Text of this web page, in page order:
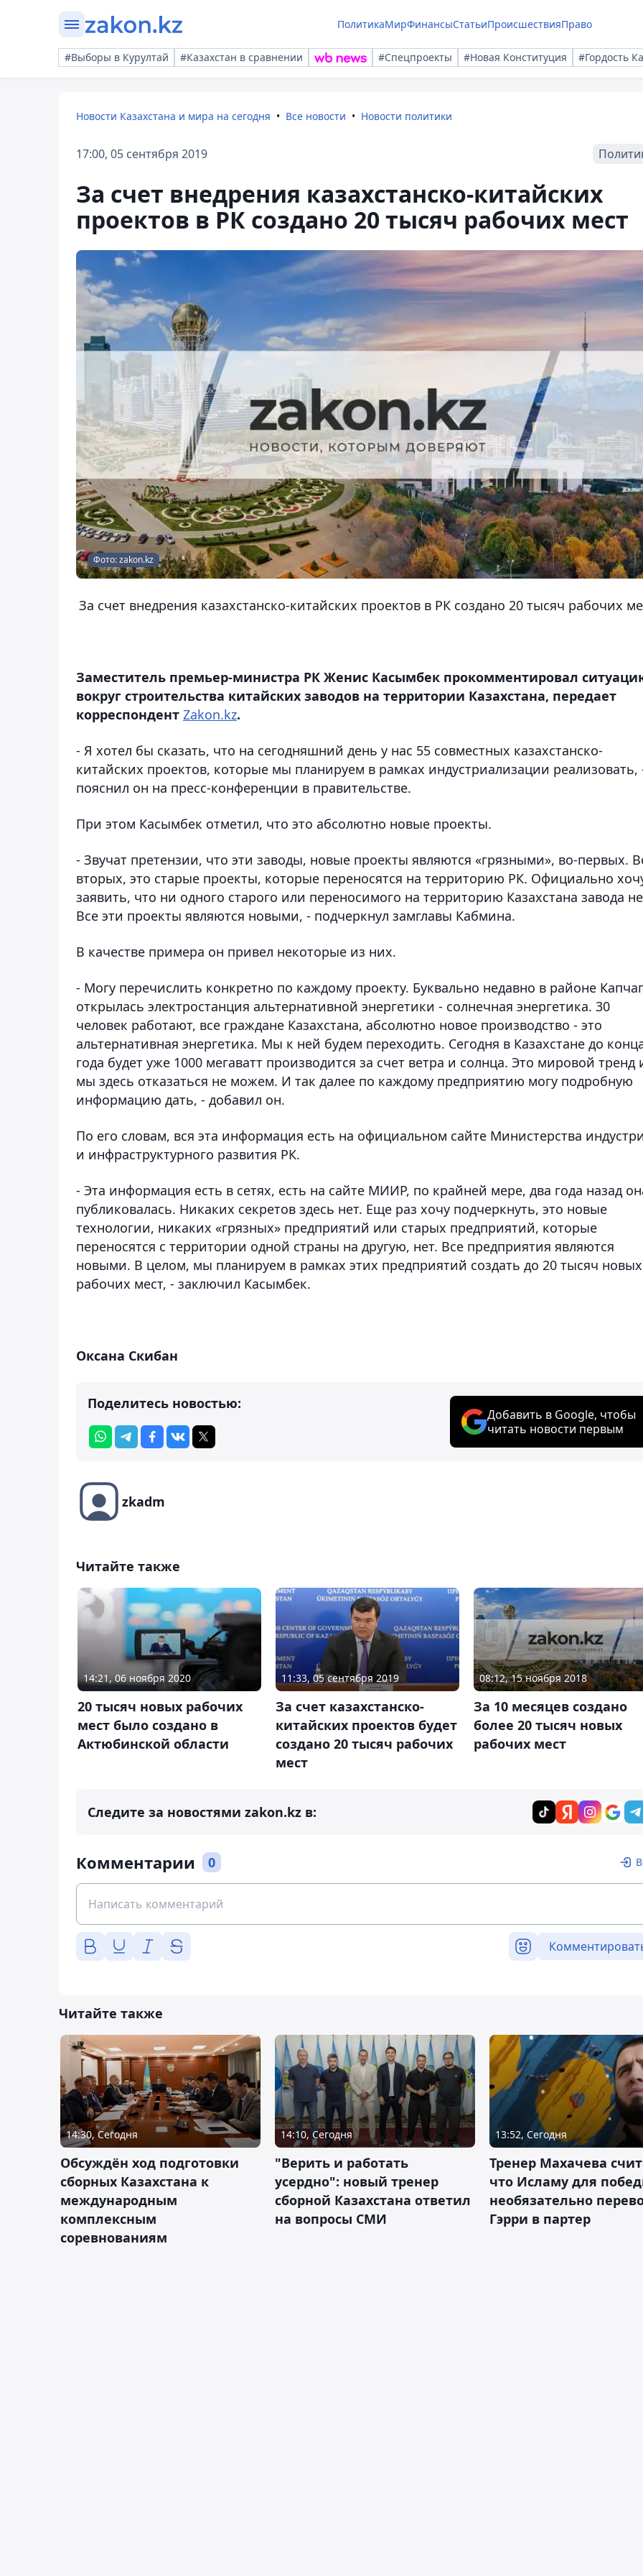
ПолитикаМирФинансыСтатьиПроисшествияПраво
#Выборы в Курултай #Казахстан в сравнении #Спецпроекты #Новая Конституция #Гордость
Новости Казахстана и мира на сегодня Все новости Новости политики
17:00, 05 сентября 2019
За счет внедрения казахстанско-китайских
проектов в РК создано 20 тысяч рабочих мест
Фото: zakon.kz
За счет внедрения казахстанско-китайских проектов в РК создано 20 тысяч рабочих
Заместитель премьер-министра РК Женис Касымбек прокомментировал
вокруг строительства китайских заводов на территории Казахстана, передает
корреспондент Zakon.kz.
- Я хотел бы сказать, что на сегодняшний день у нас 55 совместных казахстанско-
китайских проектов, которые мы планируем в рамках индустриализации реализовать,
пояснил он на пресс-конференции в правительстве.
При этом Касымбек отметил, что это абсолютно новые проекты.
- Звучат претензии, что эти заводы, новые проекты являются «грязными», во-первых.
вторых, это старые проекты, которые переносятся на территорию РК. Официально
заявить, что ни одного старого или переносимого на территорию Казахстана завода
Все эти проекты являются новыми, - подчеркнул замглавы Кабмина.
В качестве примера он привел некоторые из них.
- Могу перечислить конкретно по каждому проекту. Буквально недавно в районе
открылась электростанция альтернативной энергетики - солнечная энергетика. 30
человек работают, все граждане Казахстана, абсолютно новое производство - это
альтернативная энергетика. Мы к ней будем переходить. Сегодня в Казахстане до
года будет уже 1000 мегаватт производится за счет ветра и солнца. Это мировой тренд
мы здесь отказаться не можем. И так далее по каждому предприятию могу подробную
информацию дать, - добавил он.
По его словам, вся эта информация есть на официальном сайте Министерства
и инфраструктурного развития РК.
- Эта информация есть в сетях, есть на сайте МИИР, по крайней мере, два года назад
публиковалась. Никаких секретов здесь нет. Еще раз хочу подчеркнуть, это новые
технологии, никаких «грязных» предприятий или старых предприятий, которые
переносятся с территории одной страны на другую, нет. Все предприятия являются
новыми. В целом, мы планируем в рамках этих предприятий создать до 20 тысяч новых
рабочих мест, - заключил Касымбек.
Оксана Скибан
Поделитесь новостью:
Добавить в Google, чтобы
читать новости первым
zkadm
Читайте также
14:21, 06 ноября 2020
20 тысяч новых рабочих
мест было создано в
Актюбинской области
11:33, 05 сентября 2019
За счет казахстанско-
китайских проектов будет
создано 20 тысяч рабочих
мест
08:12, 15 ноября 2018
За 10 месяцев создано
более 20 тысяч новых
рабочих мест
Следите за новостями zakon.kz в:
Комментарии 0
Читайте также
14:30, Сегодня
Обсуждён ход подготовки
сборных Казахстана к
международным
комплексным
соревнованиям
14:10, Сегодня
"Верить и работать
усердно": новый тренер
сборной Казахстана ответил
на вопросы СМИ
13:52, Сегодня
Тренер Махачева
что Исламу для
необязательно
Гэрри в партер